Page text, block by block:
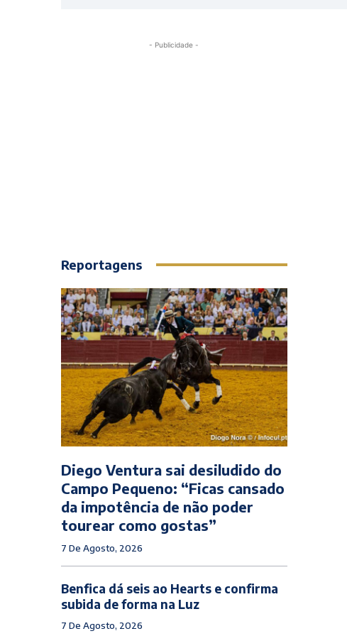
- Publicidade -
Reportagens
Diego Ventura sai desiludido do
Campo Pequeno: “Ficas cansado
da impotência de não poder
tourear como gostas”
7 De Agosto, 2026
Benfica dá seis ao Hearts e confirma
subida de forma na Luz
7 De Agosto, 2026